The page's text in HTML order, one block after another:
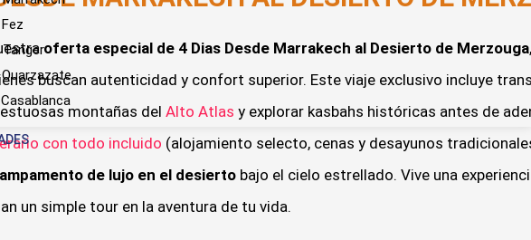
oferta especial de 4 Dias Desde Marrakech al Desierto de Merzouga
buscan autenticidad y confort superior. Este viaje exclusivo incluye
montañas del Alto Atlas y explorar kasbahs históricas antes de
con todo incluido (alojamiento selecto, cenas y desayunos
de lujo en el desierto bajo el cielo estrellado. Vive una
un simple tour en la aventura de tu vida.